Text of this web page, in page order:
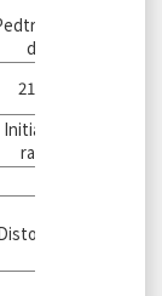
dataset
21 epochs
Initial learning
rate: 1e-4